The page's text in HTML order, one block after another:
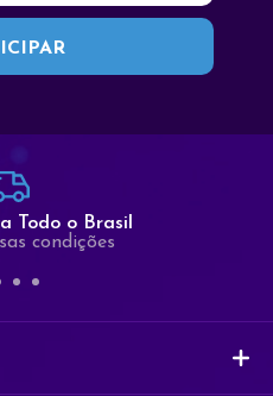
Todo o Brasil
condições